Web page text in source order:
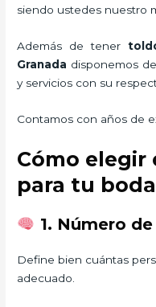
siendo ustedes nuestro
Además de tener
Granada disponemos
y servicios con su
Contamos con años de
Cómo elegir
para tu boda
1. Número
Define bien cuántas
adecuado.